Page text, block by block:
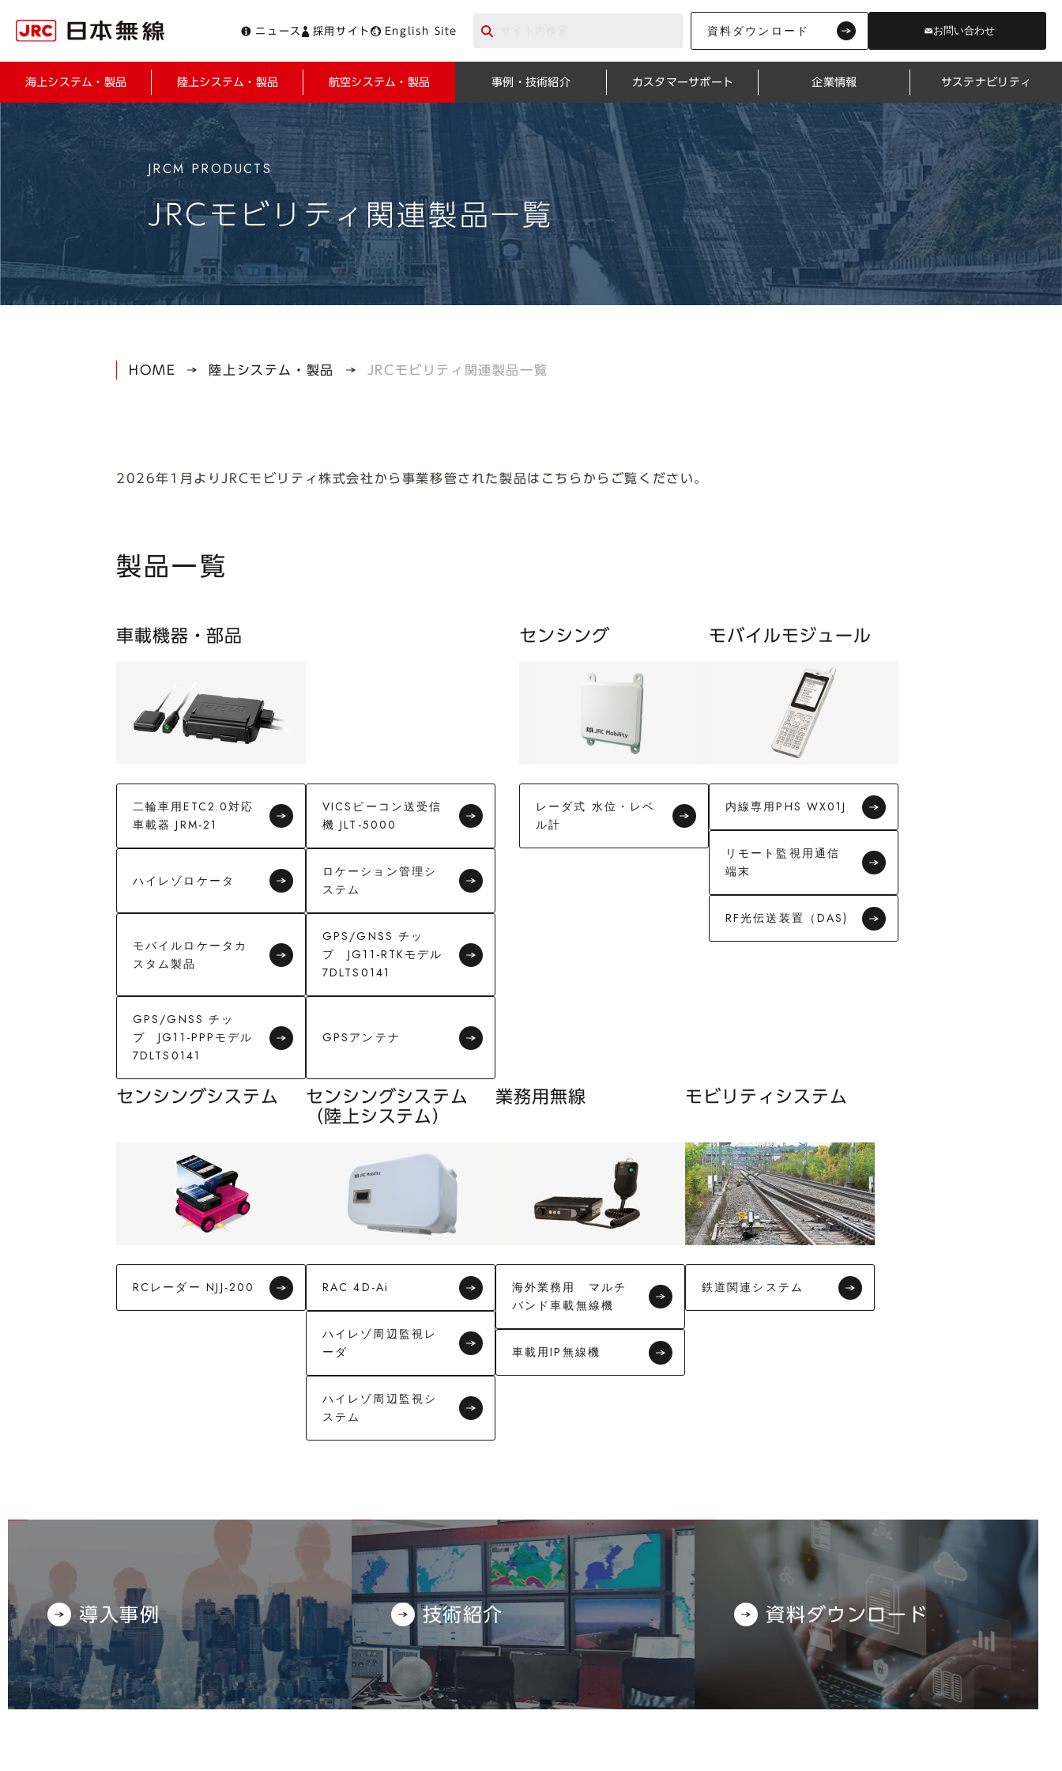
ニュース 採用サイト English Site 資料ダウンロード お問い合わせ
海上システム・製品 陸上システム・製品 航空システム・製品 事例・技術紹介 カスタマーサポート 企業情報 サステナビリティ
JRCモビリティ関連製品一覧
HOME 陸上システム・製品 JRCモビリティ関連製品一覧
2026年1月よりJRCモビリティ株式会社から事業移管された製品はこちらからご覧ください。
製品一覧
車載機器・部品
二輪車用ETC2.0対応
車載器 JRM-21
VICSビーコン送受信
機 JLT-5000
ハイレゾロケータ
ロケーション管理シ
ステム
モバイルロケータカ
スタム製品
GPS/GNSS チッ
プ JG11-RTKモデル
7DLTS0141
GPS/GNSS チッ
プ JG11-PPPモデル
7DLTS0141
GPSアンテナ
センシング
レーダ式 水位・レベ
ル計
モバイルモジュール
内線専用PHS WX01J
リモート監視用通信
端末
RF光伝送装置（DAS)
センシングシステム
RCレーダー NJJ-200
センシングシステム
（陸上システム）
RAC 4D-Ai
ハイレゾ周辺監視レ
ーダ
ハイレゾ周辺監視シ
ステム
業務用無線
海外業務用 マルチ
バンド車載無線機
車載用IP無線機
モビリティシステム
鉄道関連システム
導入事例 技術紹介 資料ダウンロード